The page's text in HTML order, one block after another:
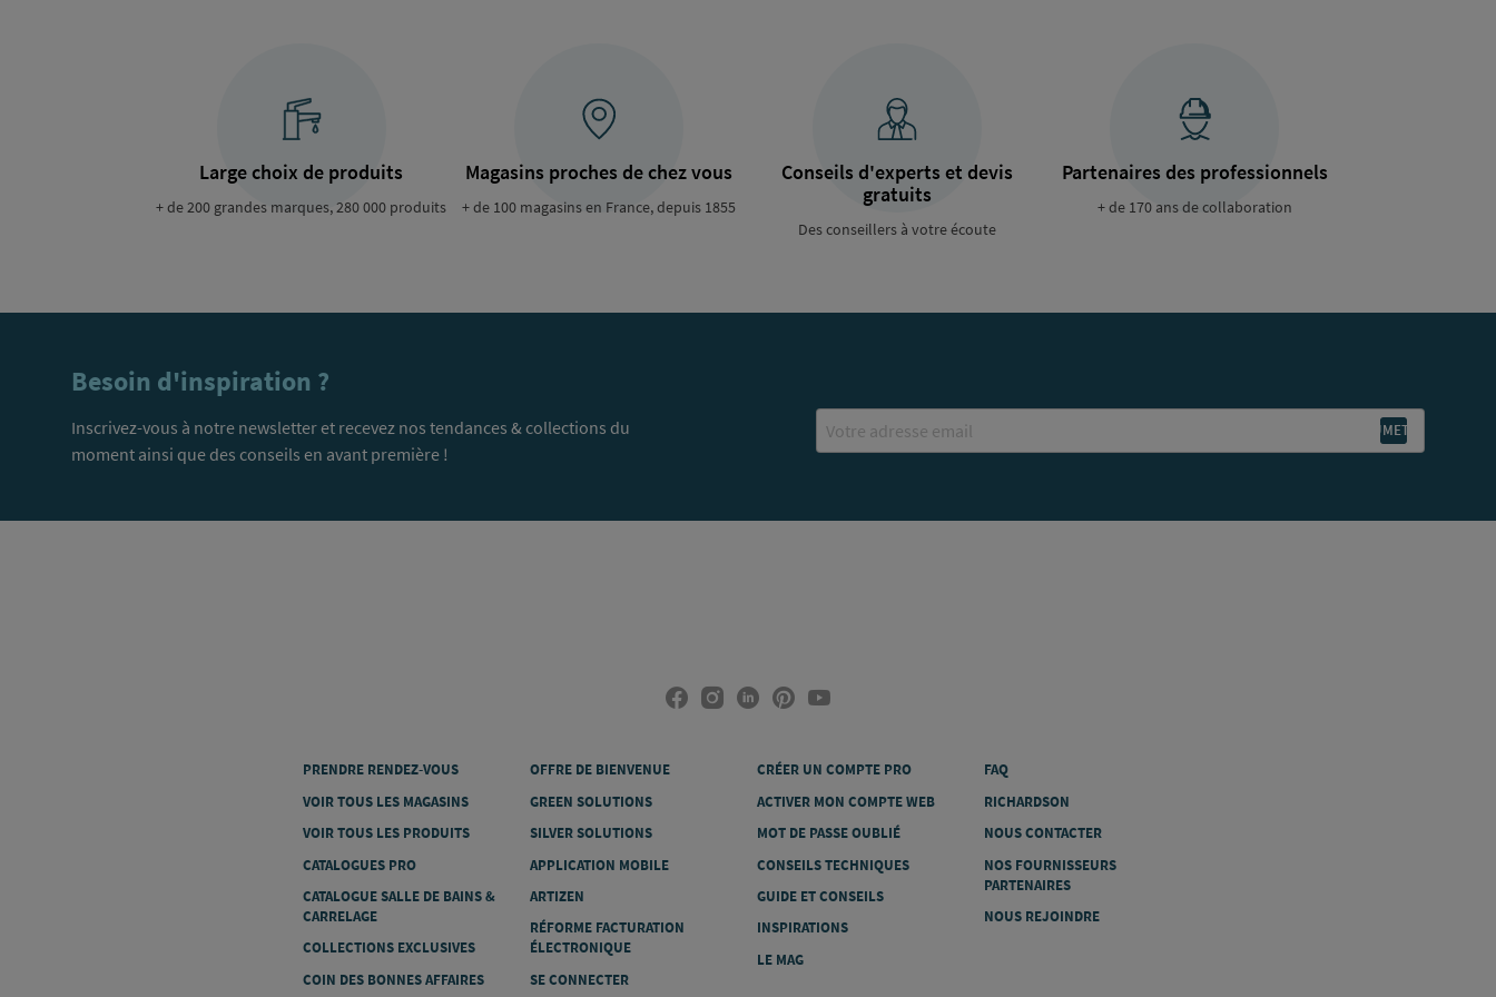
Large choix de produits
+ de 200 grandes marques, 280 000 produits
Magasins proches de chez vous
+ de 100 magasins en France, depuis 1855
Conseils d'experts et devis
gratuits
Des conseillers à votre écoute
Partenaires des professionnels
+ de 170 ans de collaboration
Besoin d'inspiration ?
Inscrivez-vous à notre newsletter et recevez nos tendances & collections du
moment ainsi que des conseils en avant première !
PRENDRE RENDEZ-VOUS
VOIR TOUS LES MAGASINS
VOIR TOUS LES PRODUITS
CATALOGUES PRO
CATALOGUE SALLE DE BAINS &
CARRELAGE
COLLECTIONS EXCLUSIVES
COIN DES BONNES AFFAIRES
OFFRE DE BIENVENUE
GREEN SOLUTIONS
SILVER SOLUTIONS
APPLICATION MOBILE
ARTIZEN
RÉFORME FACTURATION
ÉLECTRONIQUE
SE CONNECTER
CRÉER UN COMPTE PRO
ACTIVER MON COMPTE WEB
MOT DE PASSE OUBLIÉ
CONSEILS TECHNIQUES
GUIDE ET CONSEILS
INSPIRATIONS
LE MAG
FAQ
RICHARDSON
NOUS CONTACTER
NOS FOURNISSEURS
PARTENAIRES
NOUS REJOINDRE